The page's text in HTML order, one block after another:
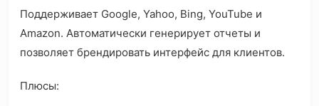
Поддерживает Google, Yahoo, Bing, YouTube и
Amazon. Автоматически генерирует отчеты и
позволяет брендировать интерфейс для клиентов.
Плюсы: